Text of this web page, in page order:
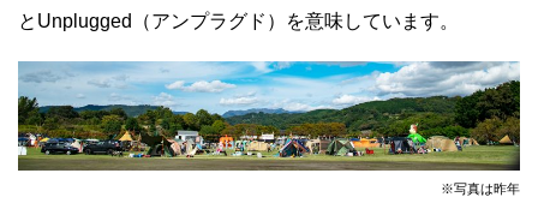
とUnplugged（アンプラグド）を意味しています。
※写真は昨年